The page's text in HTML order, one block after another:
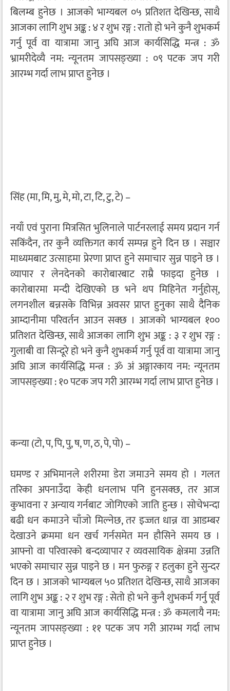
बिलम्ब हुनेछ । आजको भाग्यबल ०५ प्रतिशत देखिन्छ, साथै
आजका लागि शुभ अङ्क : ४ र शुभ रङ्ग : रातो हो भने कुनै शुभकर्म
गर्नु पूर्व वा यात्रामा जानु अघि आज कार्यसिद्धि मन्त्र : ॐ
भ्रामरीदेव्यै नम: न्यूनतम जापसङ्ख्या : ०९ पटक जप गरी
आरम्भ गर्दा लाभ प्राप्त हुनेछ ।
सिंह (मा, मि, मु, मे, मो, टा, टि, टु, टे) –
नयाँ एवं पुराना मित्रसित भुलिनाले पार्टनरलाई समय प्रदान गर्न
सकिंदैन, तर कुनै व्यक्तिगत कार्य सम्पन्न हुने दिन छ । सञ्चार
माध्यमबाट उत्साहमा प्रेरणा प्राप्त हुने समाचार सुन्न पाइने छ ।
व्यापार र लेनदेनको कारोबारबाट राम्रै फाइदा हुनेछ ।
कारोबारमा मन्दी देखिएको छ भने थप मिहिनेत गर्नुहोस्,
लगनशील बन्नसके विभिन्न अवसर प्राप्त हुनुका साथै दैनिक
आम्दानीमा परिवर्तन आउन सक्छ । आजको भाग्यबल १००
प्रतिशत देखिन्छ, साथै आजका लागि शुभ अङ्क : ३ र शुभ रङ्ग :
गुलाबी वा सिन्दूरे हो भने कुनै शुभकर्म गर्नु पूर्व वा यात्रामा जानु
अघि आज कार्यसिद्धि मन्त्र : ॐ अं अङ्गारकाय नम: न्यूनतम
जापसङ्ख्या : १० पटक जप गरी आरम्भ गर्दा लाभ प्राप्त हुनेछ ।
कन्या (टो, प, पि, पु, ष, ण, ठ, पे, पो) –
घमण्ड र अभिमानले शरीरमा डेरा जमाउने समय हो । गलत
तरिका अपनाउँदा केही धनलाभ पनि हुनसक्छ, तर आज
कुभावना र अन्याय गर्नबाट जोगिएको जाति हुन्छ । सोचेभन्दा
बढी धन कमाउने चाँजो मिल्नेछ, तर इज्जत धान्न वा आडम्बर
देखाउने क्रममा धन खर्च गर्नसमेत मन हौसिने समय छ ।
आफ्नो वा परिवारको बन्दव्यापार र व्यवसायिक क्षेत्रमा उन्नति
भएको समाचार सुन्न पाइने छ । मन फुरुङ्ग र हलुका हुने सुन्दर
दिन छ । आजको भाग्यबल ५० प्रतिशत देखिन्छ, साथै आजका
लागि शुभ अङ्क : २ र शुभ रङ्ग : सेतो हो भने कुनै शुभकर्म गर्नु पूर्व
वा यात्रामा जानु अघि आज कार्यसिद्धि मन्त्र : ॐ कमलायै नम:
न्यूनतम जापसङ्ख्या : ११ पटक जप गरी आरम्भ गर्दा लाभ
प्राप्त हुनेछ ।